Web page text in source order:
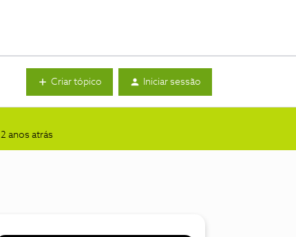
Criar tópico Iniciar sessão
2 anos atrás